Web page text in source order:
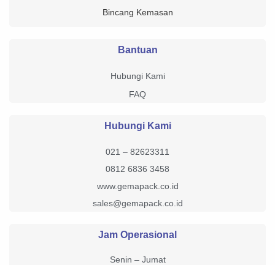
Bincang Kemasan
Bantuan
Hubungi Kami
FAQ
Hubungi Kami
021 – 82623311
0812 6836 3458
www.gemapack.co.id
sales@gemapack.co.id
Jam Operasional
Senin – Jumat